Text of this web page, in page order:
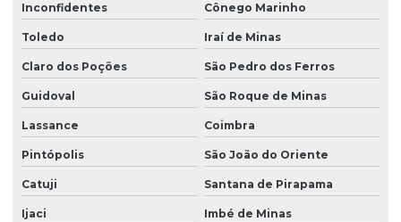
Inconfidentes Cônego Marinho
Toledo Iraí de Minas
Claro dos Poções São Pedro dos Ferros
Guidoval São Roque de Minas
Lassance Coimbra
Pintópolis São João do Oriente
Catuji Santana de Pirapama
Ijaci Imbé de Minas